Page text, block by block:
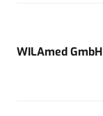
WILAmed GmbH